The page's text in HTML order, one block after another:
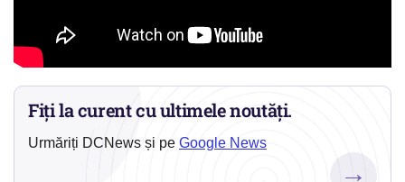
Fiți la curent cu ultimele noutăți.
Urmăriți DCNews și pe Google News
→